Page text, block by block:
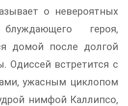
о невероятных
героя,
домой после долгой
Одиссей встретится с
ужасным циклопом
нимфой Каллипсо,